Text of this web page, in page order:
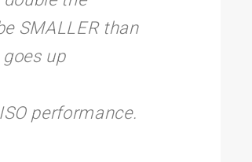
SMALLER than
up
performance.